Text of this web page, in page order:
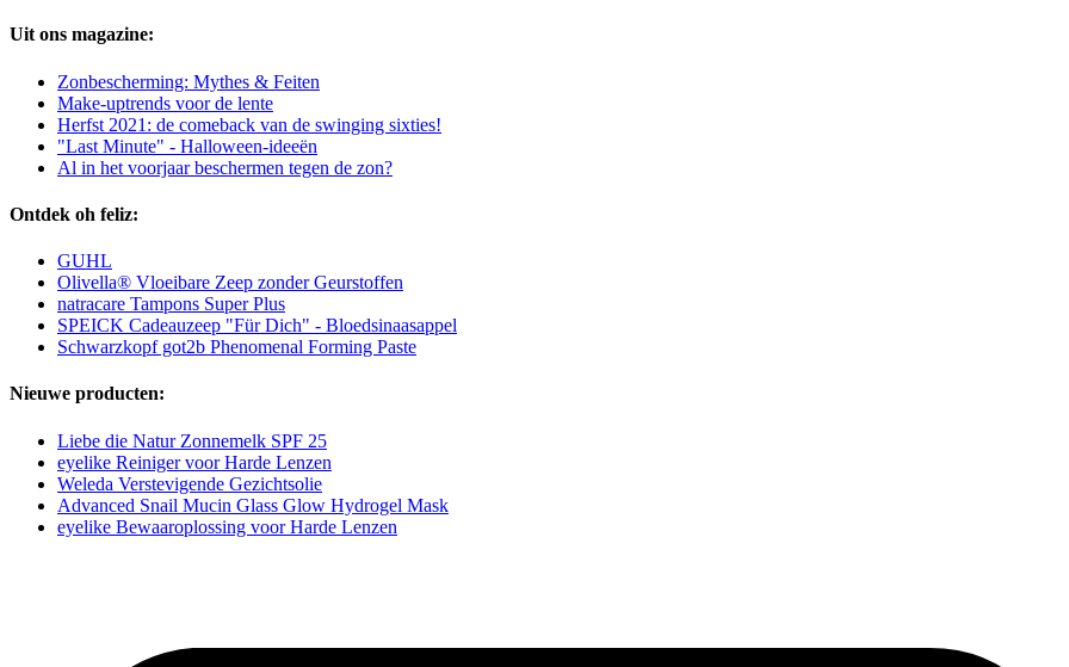
Uit ons magazine:
Zonbescherming: Mythes & Feiten
Make-uptrends voor de lente
Herfst 2021: de comeback van de swinging sixties!
"Last Minute" - Halloween-ideeën
Al in het voorjaar beschermen tegen de zon?
Ontdek oh feliz:
GUHL
Olivella® Vloeibare Zeep zonder Geurstoffen
natracare Tampons Super Plus
SPEICK Cadeauzeep "Für Dich" - Bloedsinaasappel
Schwarzkopf got2b Phenomenal Forming Paste
Nieuwe producten:
Liebe die Natur Zonnemelk SPF 25
eyelike Reiniger voor Harde Lenzen
Weleda Verstevigende Gezichtsolie
Advanced Snail Mucin Glass Glow Hydrogel Mask
eyelike Bewaaroplossing voor Harde Lenzen